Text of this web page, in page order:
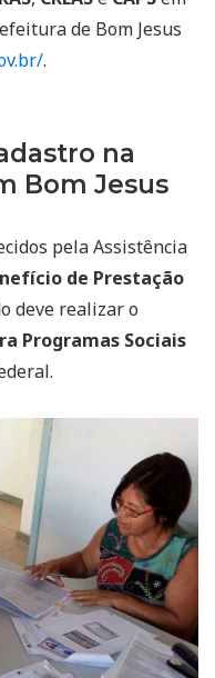
de Bom Jesus
.
na
Bom Jesus
pela Assistência
de Prestação
deve realizar o
Programas Sociais